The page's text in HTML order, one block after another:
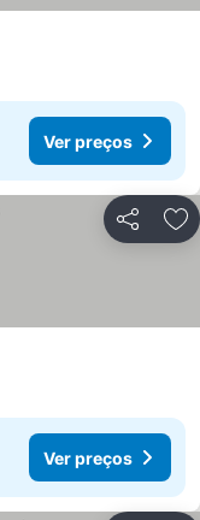
Ver preços
Partilhar
Ver preços